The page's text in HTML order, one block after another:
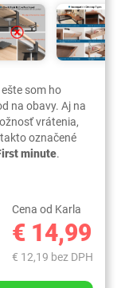
som ho
na obavy. Aj na
vrátenia,
označené
minute.
Cena od Karla
€ 14,99
€ 12,19 bez DPH